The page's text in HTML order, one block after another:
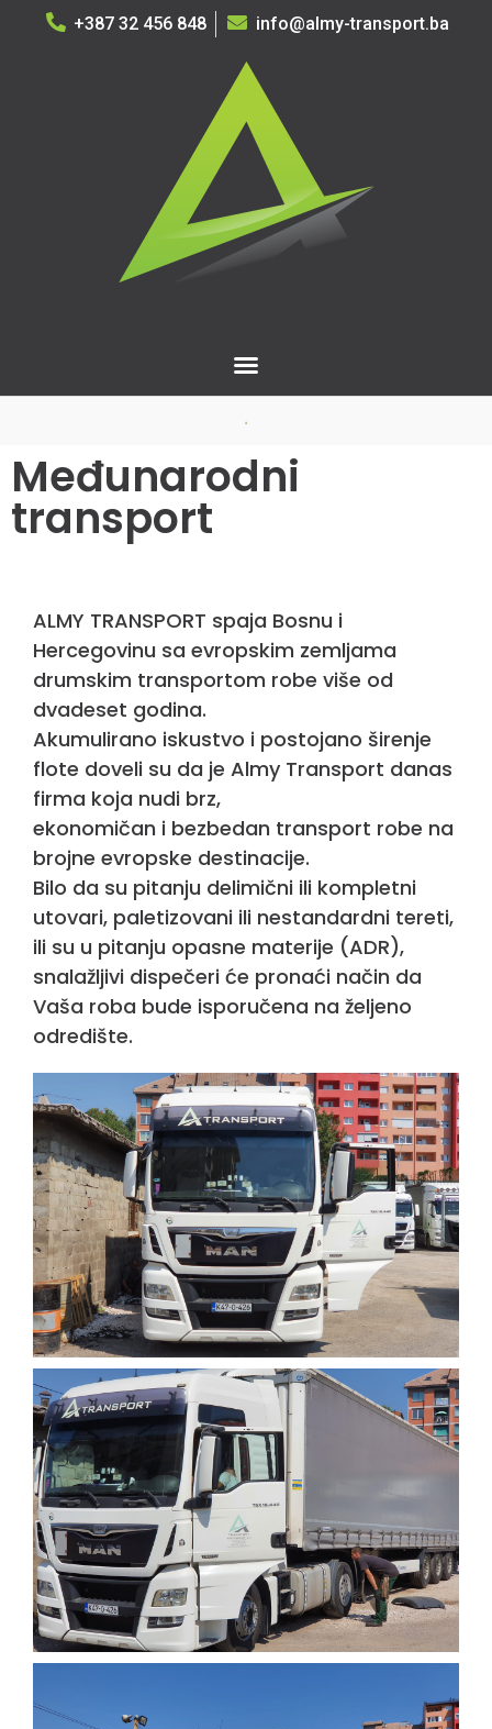
+387 32 456 848 info@almy-transport.ba
Međunarodni
transport
ALMY TRANSPORT spaja Bosnu i
Hercegovinu sa evropskim zemljama
drumskim transportom robe više od
dvadeset godina.
Akumulirano iskustvo i postojano širenje
flote doveli su da je Almy Transport danas
firma koja nudi brz,
ekonomičan i bezbedan transport robe na
brojne evropske destinacije.
Bilo da su pitanju delimični ili kompletni
utovari, paletizovani ili nestandardni tereti,
ili su u pitanju opasne materije (ADR),
snalažljivi dispečeri će pronaći način da
Vaša roba bude isporučena na željeno
odredište.